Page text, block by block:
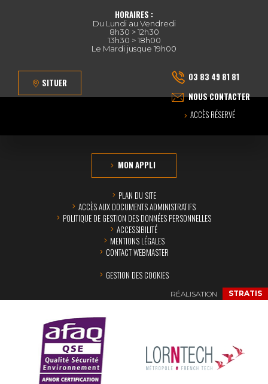
HORAIRES :
Du Lundi au Vendredi
8h30 > 12h30
13h30 > 18h00
Le Mardi jusque 19h00
SITUER
03 83 49 81 81
NOUS CONTACTER
ACCÈS RÉSERVÉ
MON APPLI
PLAN DU SITE
ACCÈS AUX DOCUMENTS ADMINISTRATIFS
POLITIQUE DE GESTION DES DONNÉES PERSONNELLES
ACCESSIBILITÉ
MENTIONS LÉGALES
CONTACT WEBMASTER
GESTION DES COOKIES
RÉALISATION STRATIS